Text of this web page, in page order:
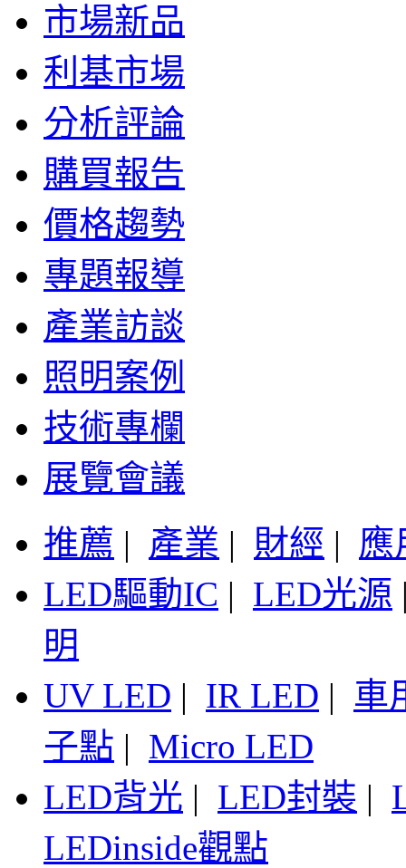
市場新品
利基市場
分析評論
購買報告
價格趨勢
專題報導
產業訪談
照明案例
技術專欄
展覽會議
推薦 | 產業 | 財經 | 應
LED驅動IC | LED光源
明
UV LED | IR LED | 車
子點 | Micro LED
LED背光 | LED封裝 |
LEDinside觀點